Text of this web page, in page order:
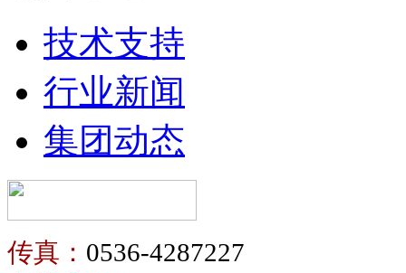
技术支持
行业新闻
集团动态
传真： 0536-4287227